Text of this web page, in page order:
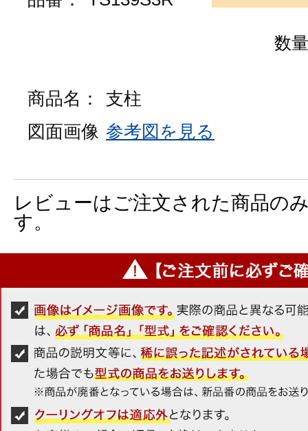
数量
商品名：
支柱
図面画像 参考図を見る
レビューはご注文された商品の
す。